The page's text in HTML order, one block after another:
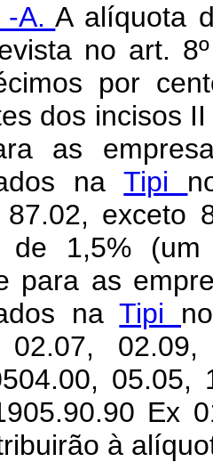
-A.A alíquota
no art.
por
dos incisos
as
naTipi
exceto
de 1,5%
para as
naTipi
02.07,
05.05,
Ex
à